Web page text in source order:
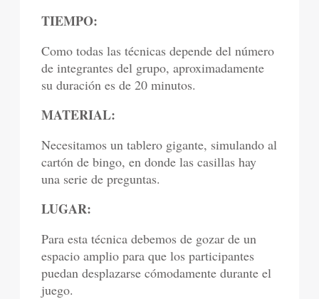
TIEMPO:
Como todas las técnicas depende del número
de integrantes del grupo, aproximadamente
su duración es de 20 minutos.
MATERIAL:
Necesitamos un tablero gigante, simulando al
cartón de bingo, en donde las casillas hay
una serie de preguntas.
LUGAR:
Para esta técnica debemos de gozar de un
espacio amplio para que los participantes
puedan desplazarse cómodamente durante el
juego.